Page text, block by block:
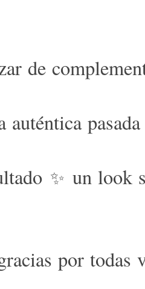
de
auténtica
✨ un look
por todas